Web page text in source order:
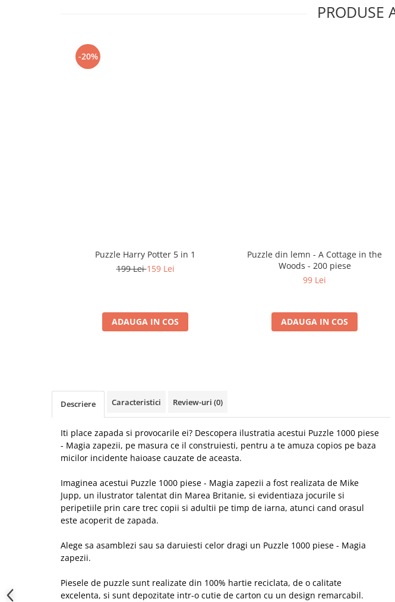
PRODUSE
-20%
Puzzle Harry Potter 5 in 1
199 Lei159 Lei
ADAUGA IN COS
Puzzle din lemn - A Cottage in the
Woods - 200 piese
99 Lei
ADAUGA IN COS
Descriere Caracteristici Review-uri (0)
Iti place zapada si provocarile ei? Descopera ilustratia acestui Puzzle 1000 piese
- Magia zapezii, pe masura ce il construiesti, pentru a te amuza copios pe baza
micilor incidente haioase cauzate de aceasta.
Imaginea acestui Puzzle 1000 piese - Magia zapezii a fost realizata de Mike
Jupp, un ilustrator talentat din Marea Britanie, si evidentiaza jocurile si
peripetiile prin care trec copii si adultii pe timp de iarna, atunci cand orasul
este acoperit de zapada.
Alege sa asamblezi sau sa daruiesti celor dragi un Puzzle 1000 piese - Magia
zapezii.
Piesele de puzzle sunt realizate din 100% hartie reciclata, de o calitate
excelenta, si sunt depozitate intr-o cutie de carton cu un design remarcabil.